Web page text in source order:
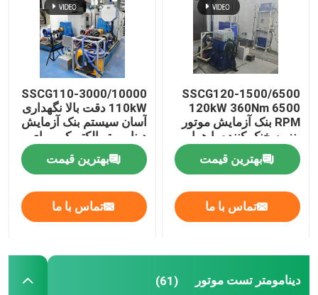
درباره ما
SSCG120-1500/6500
120kW 360Nm 6500
RPM بنک آزمایش موتور
بنزین خنک کننده با هوا
بهترین قیمت
تماس با ما
SSCG110-3000/10000
110kW دقت بالا نگهداری
آسان سیستم بنک آزمایش
دینامومتر الکتریکی برای
آزمایش عملکرد موتور
بهترین قیمت
تماس با ما
دینامومتر تست موتور (61)